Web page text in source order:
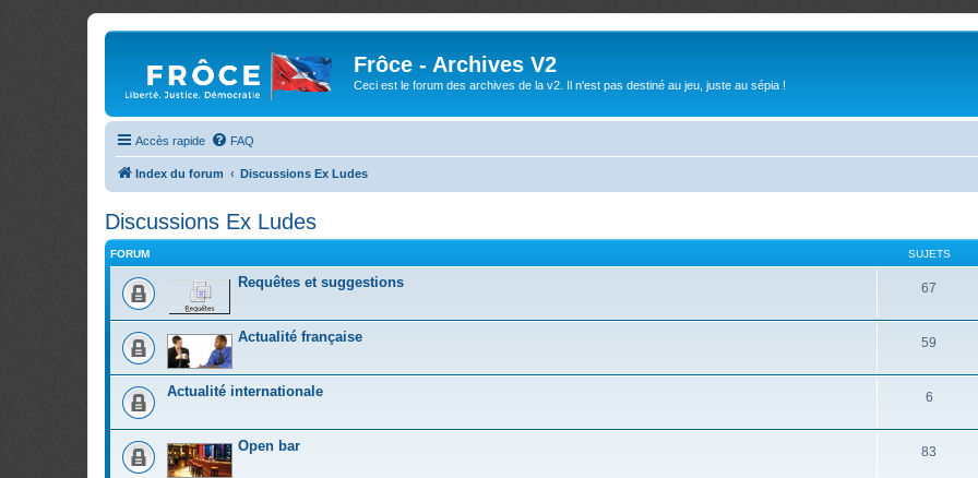
Frôce - Archives V2
Ceci est le forum des archives de la v2. Il n'est pas destiné au jeu, juste au sépia !
Accès rapide FAQ
Index du forum Discussions Ex Ludes
Discussions Ex Ludes
FORUM SUJETS
Requêtes et suggestions 67
Actualité française 59
Actualité internationale 6
Open bar 83